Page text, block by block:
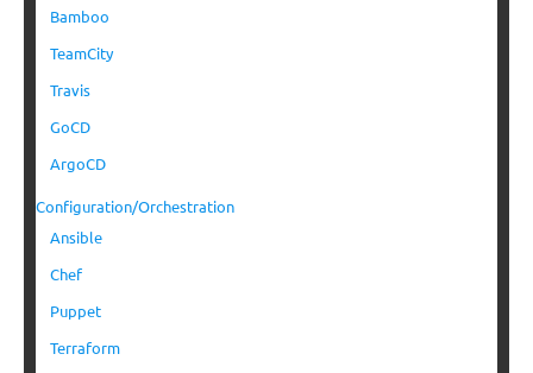
Bamboo
TeamCity
Travis
GoCD
ArgoCD
Configuration/Orchestration
Ansible
Chef
Puppet
Terraform